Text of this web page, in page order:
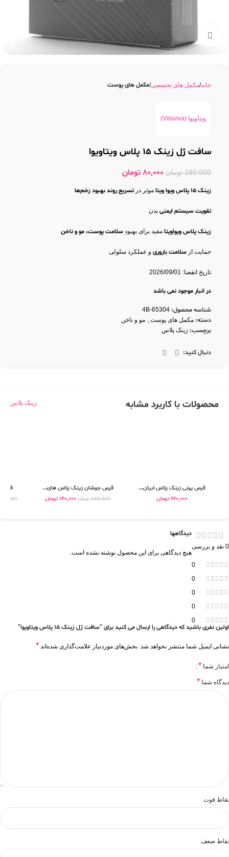
بزرگنمایی تصویر
خانه مکمل های تخصصی مکمل های پوست
ویتاویوا (Vitaviva)
سافت ژل زینک 15 پلاس ویتاویوا
180,000 تومان 80,000تومان
زینک ۱۵ پلاس ویوا ویتا موثر در تسریع روند بهبود زخم‌ها
تقویت سیستم ایمنی بدن
زینک پلاس ویواویتا مفید برای بهبود سلامت پوست، مو و ناخن
حمایت از سلامت باروری و عملکرد سلولی
تاریخ انقضا: 2026/09/01
در انبار موجود نمی باشد
شناسه محصول: 4B-65304
دسته: مکمل های پوست, مو و ناخن
برچسب: زینک پلاس
دنبال کنید:
محصولات با کاربرد مشابه زینک پلاس
قرص یونی زینک پلاس ابیان...
660,000 تومان
قرص جوشان زینک پلاس های...
160,000 تومان 140,000 تومان
قرص
0 نقد و بررسی
0
0
0
0
0
دیدگاهها
هیچ دیدگاهی برای این محصول نوشته نشده است.
اولین نفری باشید که دیدگاهی را ارسال می کنید برای “سافت ژل زینک 15 پلاس ویتاویوا”
نشانی ایمیل شما منتشر نخواهد شد. بخش‌های موردنیاز علامت‌گذاری شده‌اند *
امتیاز شما *
دیدگاه شما *
نقاط قوت
نقاط ضعف